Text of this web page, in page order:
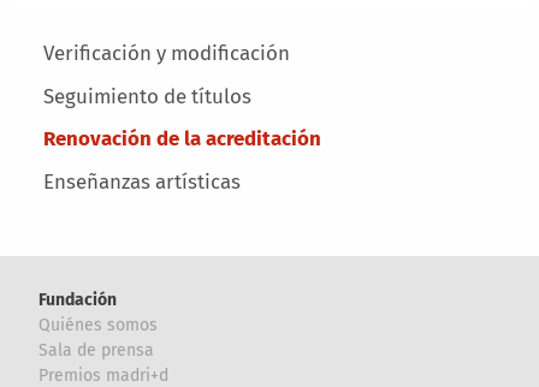
Main menu
Verificación y modificación
Seguimiento de títulos
Renovación de la acreditación
Enseñanzas artísticas
Fundación
Quiénes somos
Sala de prensa
Premios madri+d